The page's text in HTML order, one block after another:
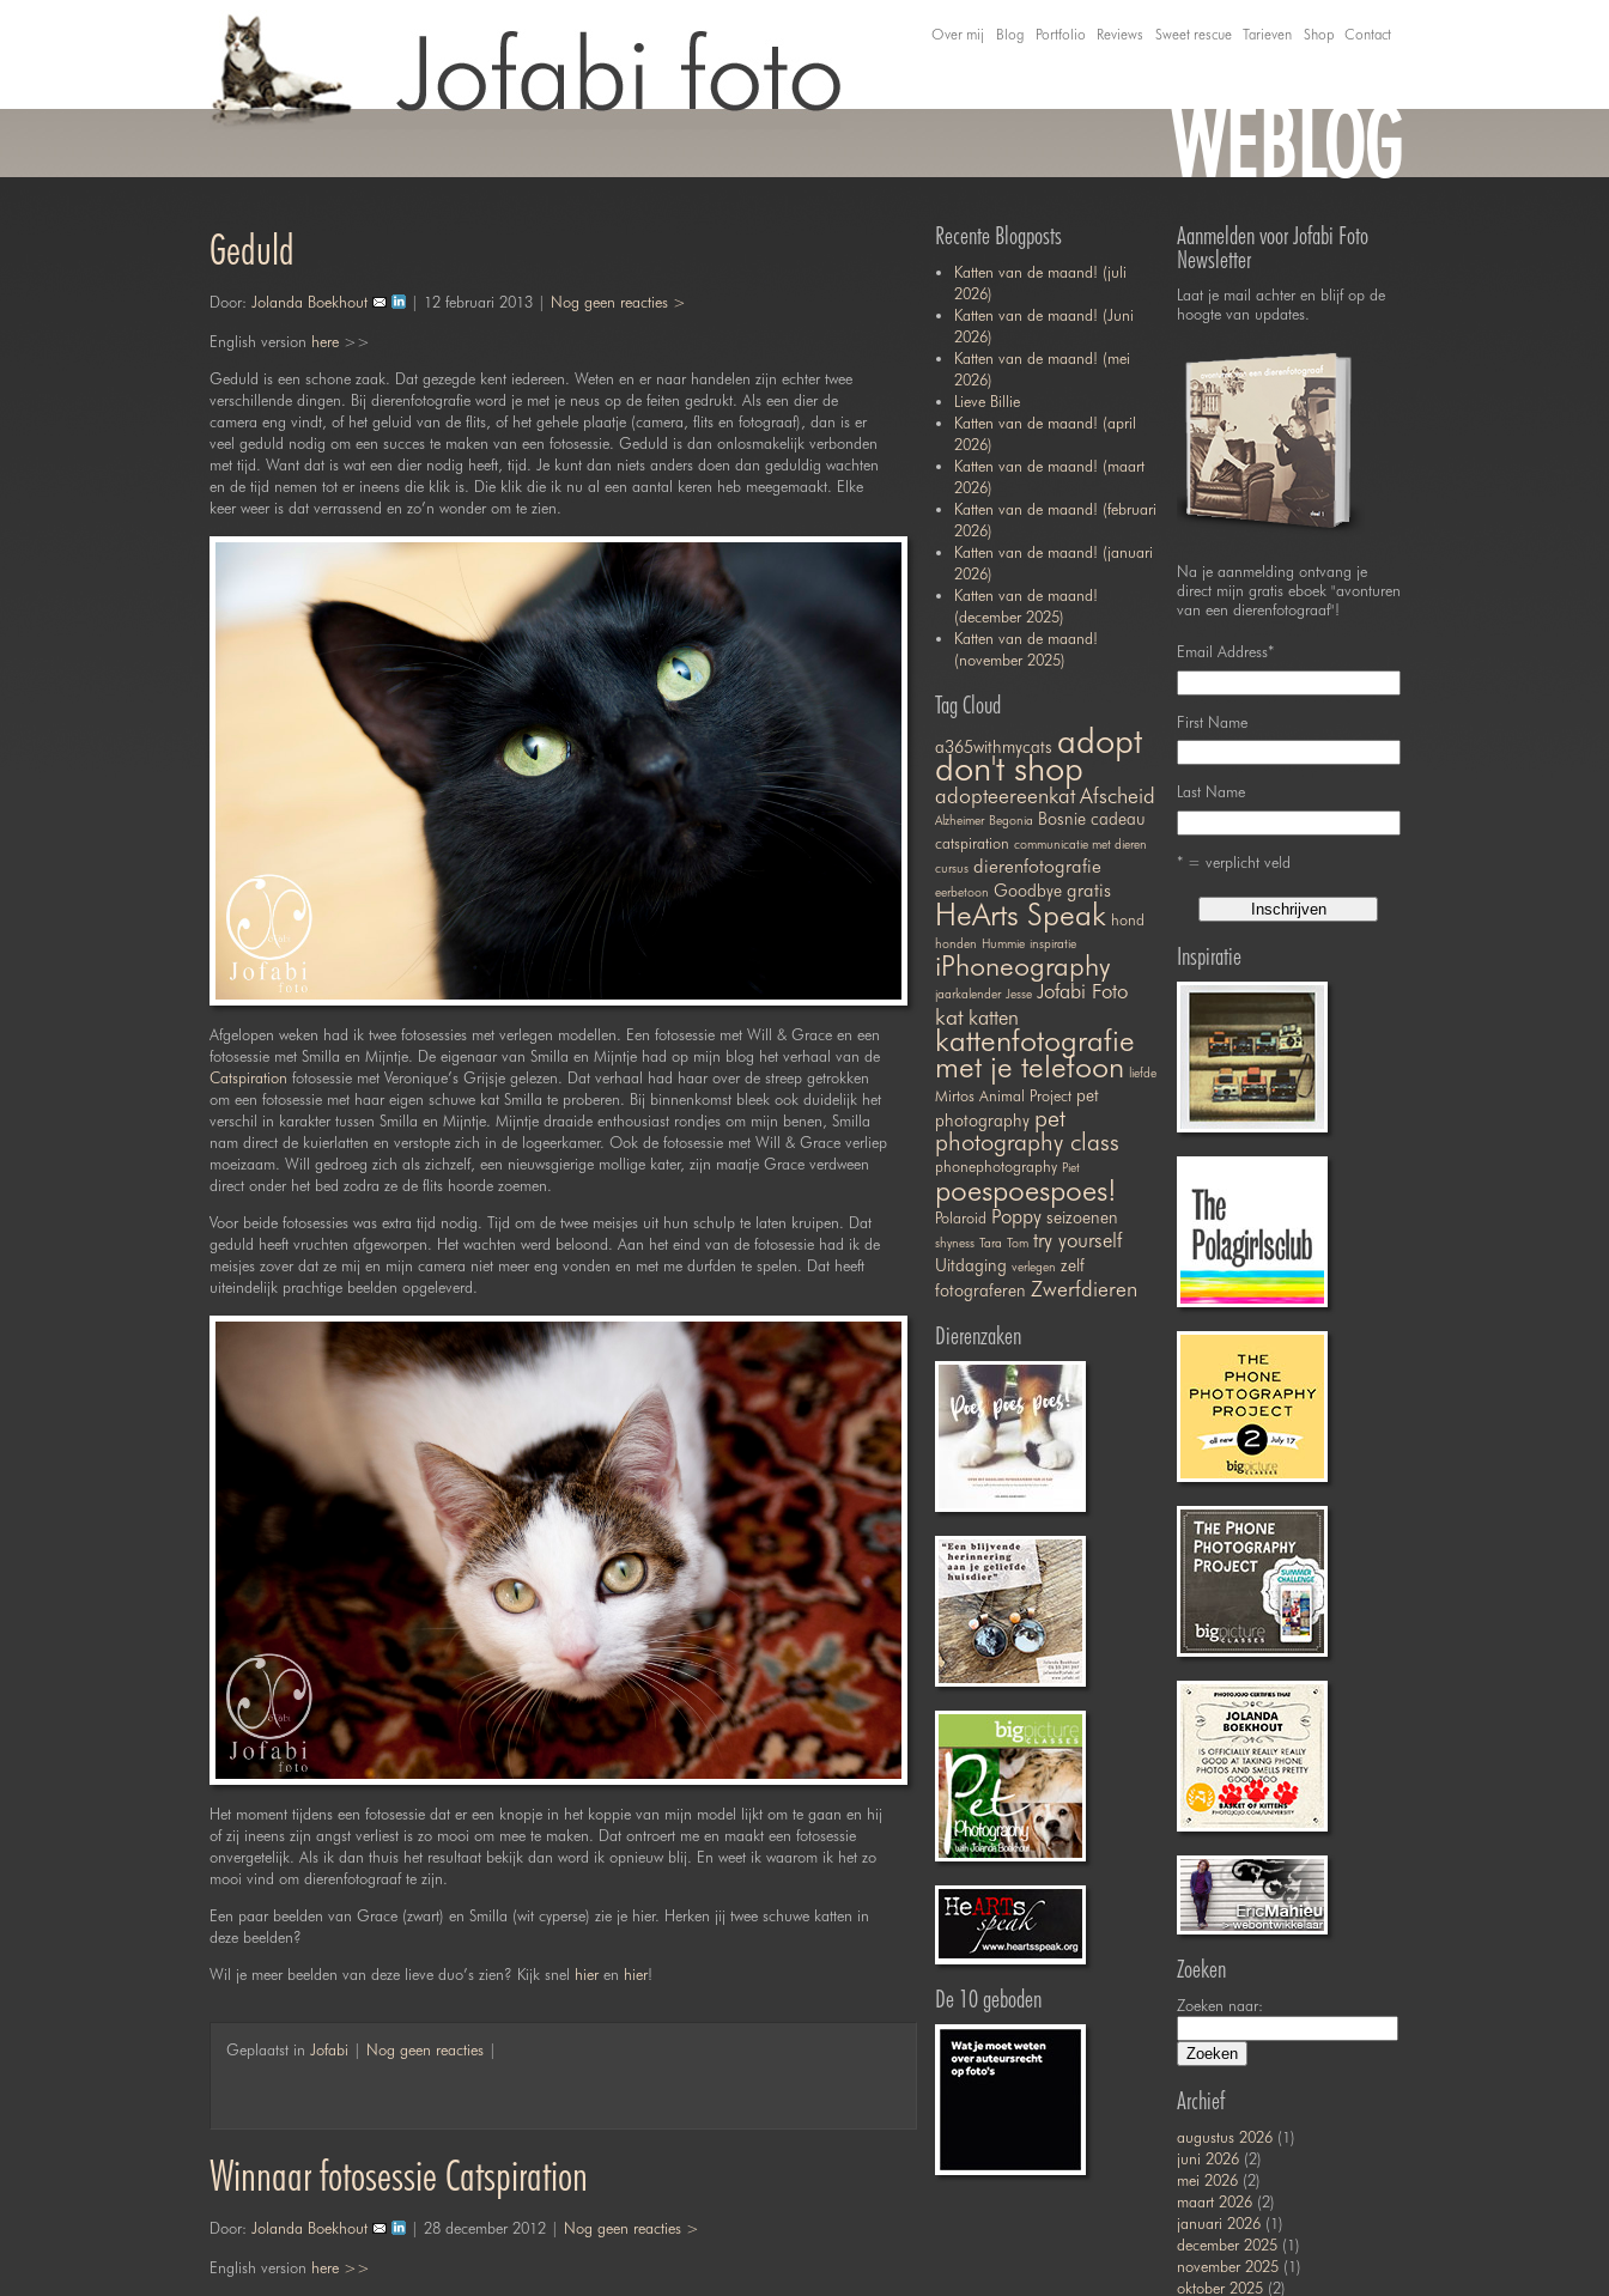
Over mij Blog Portfolio Reviews Sweet rescue Tarieven Shop Contact
WEBLOG
Geduld
Door: Jolanda Boekhout | 12 februari 2013 | Nog geen reacties >
English version here>>
Geduld is een schone zaak. Dat gezegde kent iedereen. Weten en er naar handelen zijn echter twee
verschillende dingen. Bij dierenfotografie word je met je neus op de feiten gedrukt. Als een dier de
camera eng vindt, of het geluid van de flits, of het gehele plaatje (camera, flits en fotograaf), dan is er
veel geduld nodig om een succes te maken van een fotosessie. Geduld is dan onlosmakelijk verbonden
met tijd. Want dat is wat een dier nodig heeft, tijd. Je kunt dan niets anders doen dan geduldig wachten
en de tijd nemen tot er ineens die klik is. Die klik die ik nu al een aantal keren heb meegemaakt. Elke
keer weer is dat verrassend en zo’n wonder om te zien.
Afgelopen weken had ik twee fotosessies met verlegen modellen. Een fotosessie met Will & Grace en een
fotosessie met Smilla en Mijntje. De eigenaar van Smilla en Mijntje had op mijn blog het verhaal van de
Catspiration fotosessie met Veronique’s Grijsje gelezen. Dat verhaal had haar over de streep getrokken
om een fotosessie met haar eigen schuwe kat Smilla te proberen. Bij binnenkomst bleek ook duidelijk het
verschil in karakter tussen Smilla en Mijntje. Mijntje draaide enthousiast rondjes om mijn benen, Smilla
nam direct de kuierlatten en verstopte zich in de logeerkamer. Ook de fotosessie met Will & Grace verliep
moeizaam. Will gedroeg zich als zichzelf, een nieuwsgierige mollige kater, zijn maatje Grace verdween
direct onder het bed zodra ze de flits hoorde zoemen.
Voor beide fotosessies was extra tijd nodig. Tijd om de twee meisjes uit hun schulp te laten kruipen. Dat
geduld heeft vruchten afgeworpen. Het wachten werd beloond. Aan het eind van de fotosessie had ik de
meisjes zover dat ze mij en mijn camera niet meer eng vonden en met me durfden te spelen. Dat heeft
uiteindelijk prachtige beelden opgeleverd.
Het moment tijdens een fotosessie dat er een knopje in het koppie van mijn model lijkt om te gaan en hij
of zij ineens zijn angst verliest is zo mooi om mee te maken. Dat ontroert me en maakt een fotosessie
onvergetelijk. Als ik dan thuis het resultaat bekijk dan word ik opnieuw blij. En weet ik waarom ik het zo
mooi vind om dierenfotograaf te zijn.
Een paar beelden van Grace (zwart) en Smilla (wit cyperse) zie je hier. Herken jij twee schuwe katten in
deze beelden?
Wil je meer beelden van deze lieve duo’s zien? Kijk snel hieren hier!
Geplaatst in Jofabi | Nog geen reacties|
Winnaar fotosessie Catspiration
Door: Jolanda Boekhout | 28 december 2012 | Nog geen reacties >
English version here >>
Recente Blogposts
Katten van de maand! (juli
2026)
Katten van de maand! (Juni
2026)
Katten van de maand! (mei
2026)
Lieve Billie
Katten van de maand! (april
2026)
Katten van de maand! (maart
2026)
Katten van de maand! (februari
2026)
Katten van de maand! (januari
2026)
Katten van de maand!
(december 2025)
Katten van de maand!
(november 2025)
Tag Cloud
a365withmycats adopt
don't shop
adopteereenkat Afscheid
Alzheimer Begonia Bosnie cadeau
catspiration communicatie met dieren
cursus dierenfotografie
eerbetoon Goodbye gratis
HeArts Speak hond
honden Hummie inspiratie
iPhoneography
jaarkalender Jesse Jofabi Foto
kat katten
kattenfotografie
met je telefoon liefde
Mirtos Animal Project pet
photography pet
photography class
phonephotography Piet
poespoespoes!
Polaroid Poppy seizoenen
shyness Tara Tom try yourself
Uitdaging verlegen zelf
fotograferen Zwerfdieren
Dierenzaken
De 10 geboden
Aanmelden voor Jofabi Foto
Newsletter
Laat je mail achter en blijf op de
hoogte van updates.
Na je aanmelding ontvang je
direct mijn gratis eboek "avonturen
van een dierenfotograaf"!
Email Address*
First Name
Last Name
* = verplicht veld
Inspiratie
Zoeken
Zoeken naar:
Archief
augustus 2026(1)
juni 2026(2)
mei 2026(2)
maart 2026(2)
januari 2026(1)
december 2025(1)
november 2025(1)
oktober 2025(2)